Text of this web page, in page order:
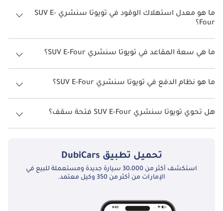
ما هو معدل استهلاك الوقود في تويوتا سنشري SUV E-
Four؟
يبلغ معدل استهلاك الوقود المقترح من الشركة المصنعة لسيارة تويوتا
سنشري SUV 2026 من 14كم/ليتر.
ما هي سعة المقاعد في تويوتا سنشري SUV E-Four؟
تتسع تويوتا سنشري SUV E-Four لأ 4 أشخاص.
ما هو نظام الدفع في تويوتا سنشري SUV E-Four؟
نظام الدفع في تويوتا سنشري SUV All Wheel Drive E-Four.
هل تحوي تويوتا سنشري SUV E-Four فتحة سقف؟
نعم توفر تويوتا سنشري SUV E-Four فتحة السقف كخيار.
تحميل تطبيق DubiCars
استكشف أكثر من 30،000 سيارة جديدة ومستعملة للبيع في
الإمارات من أكثر من 350 وكيل معتمد.